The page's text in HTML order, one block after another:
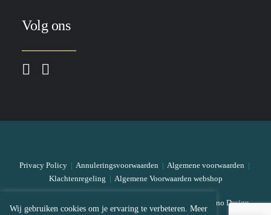
Volg ons
Privacy Policy | Annuleringsvoorwaarden | Algemene voorwaarden |
Klachtenregeling | Algemene Voorwaarden webshop
Designed by Mono Design
Wij gebruiken cookies om je ervaring te verbeteren. Meer